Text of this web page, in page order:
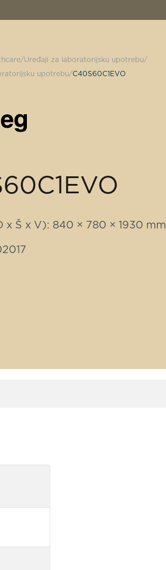
Uređaji za laboratorijsku upotrebu
upotrebu C40S60C1EVO
x Š x V): 840 × 780 × 1930 mm